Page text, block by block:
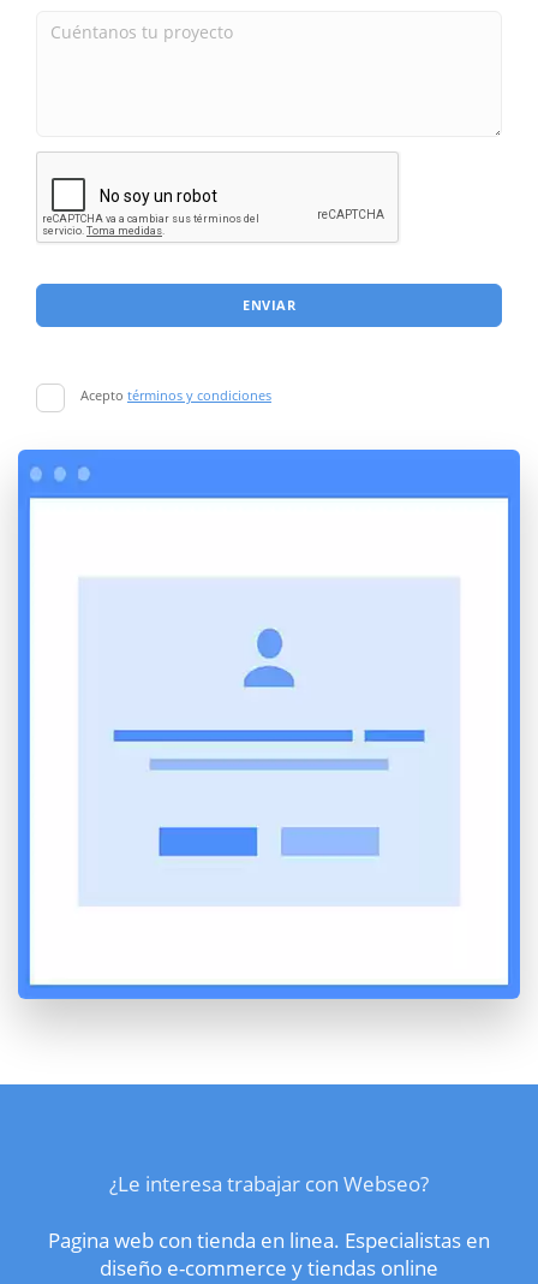
ENVIAR
Acepto términos y condiciones
¿Le interesa trabajar con Webseo?
Pagina web con tienda en linea. Especialistas en
diseño e-commerce y tiendas online